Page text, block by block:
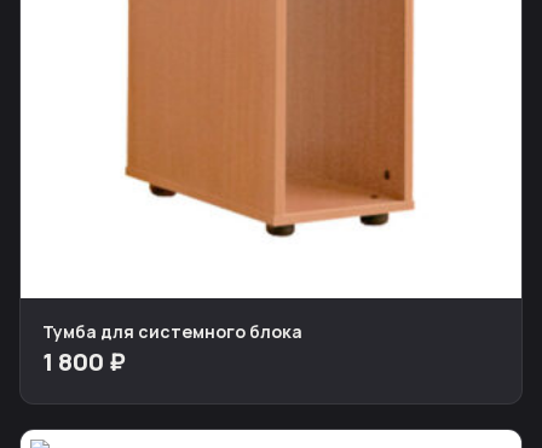
Тумба для системного блока
1 800 ₽